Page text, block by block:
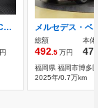
メルセデス・ベンツ Cクラス C200 アバンギャルド (ISG搭載モデル) MP202202/レザーエクスクルーシブパッケー
総額
492.5万円
本体
福岡県 福岡市博多
2025年/0.7万km